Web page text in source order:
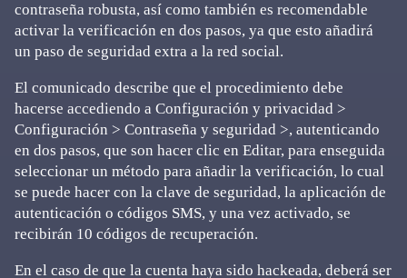
contraseña robusta, así como también es recomendable
activar la verificación en dos pasos, ya que esto añadirá
un paso de seguridad extra a la red social.
El comunicado describe que el procedimiento debe
hacerse accediendo a Configuración y privacidad >
Configuración > Contraseña y seguridad >, autenticando
en dos pasos, que son hacer clic en Editar, para enseguida
seleccionar un método para añadir la verificación, lo cual
se puede hacer con la clave de seguridad, la aplicación de
autenticación o códigos SMS, y una vez activado, se
recibirán 10 códigos de recuperación.
En el caso de que la cuenta haya sido hackeada, deberá ser